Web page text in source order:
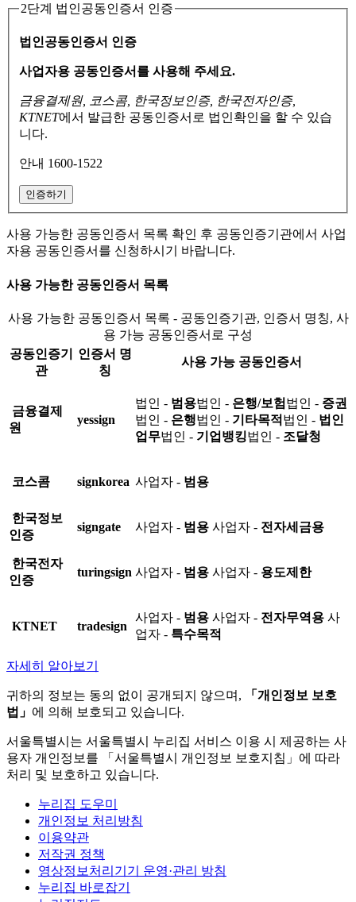
2단계 법인공동인증서 인증
법인공동인증서 인증
사업자용 공동인증서를 사용해 주세요.
금융결제원, 코스콤, 한국정보인증, 한국전자인증,
KTNET에서 발급한 공동인증서로 법인확인을 할 수 있습
니다.
안내 1600-1522
인증하기
사용 가능한 공동인증서 목록 확인 후 공동인증기관에서 사업
자용 공동인증서를 신청하시기 바랍니다.
사용 가능한 공동인증서 목록
사용 가능한 공동인증서 목록 - 공동인증기관, 인증서 명칭, 사
용 가능 공동인증서로 구성
공동인증기
관
인증서 명
칭
사용 가능 공동인증서
금융결제
원
yessign
법인 - 범용법인 - 은행/보험 법인 - 증권
법인 - 은행법인 - 기타목적 법인 - 법인
업무법인 - 기업뱅킹법인 - 조달청
코스콤 signkorea 사업자 - 범용
한국정보
인증
signgate 사업자 - 범용 사업자 - 전자세금용
한국전자
인증
turingsign 사업자 - 범용 사업자 - 용도제한
KTNET tradesign
사업자 - 범용 사업자 - 전자무역용 사
업자 - 특수목적
자세히 알아보기
귀하의 정보는 동의 없이 공개되지 않으며,
「개인정보 보호
법」 에 의해 보호되고 있습니다.
서울특별시는 서울특별시 누리집 서비스 이용 시 제공하는 사
용자 개인정보를 「서울특별시 개인정보 보호지침」에 따라
처리 및 보호하고 있습니다.
누리집 도우미
개인정보 처리방침
이용약관
저작권 정책
영상정보처리기기 운영·관리 방침
누리집 바로잡기